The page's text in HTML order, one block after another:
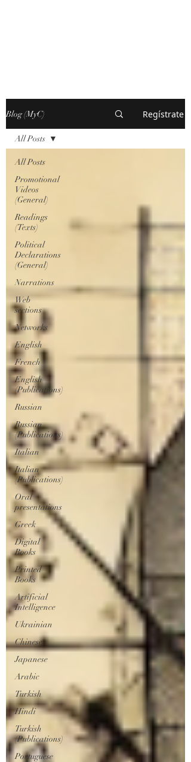
Blog (MyC) Regístrate
All Posts
Promotional
Videos
(General)
Readings
(Texts)
Political
Declarations
(General)
Narrations
Web
sections
Networks
English
French
English
(Publications)
Russian
Russian
(Publications)
Italian
Italian
(Publications)
Oral
presentations
Greek
Digital
Books
Printed
Books
Artificial
Intelligence
Ukrainian
Chinese
Japanese
Arabic
Turkish
Hindi
Turkish
(Publications)
Portuguese
All Posts